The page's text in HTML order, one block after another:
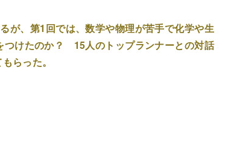
が、第1回では、数学や物理が苦手で化学や生
つけたのか？ 15人のトップランナーとの対話
らった。